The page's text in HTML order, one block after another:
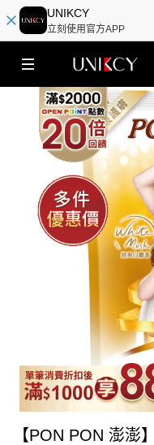
UNIKCY
立刻使用官方APP
【PON PON 澎澎